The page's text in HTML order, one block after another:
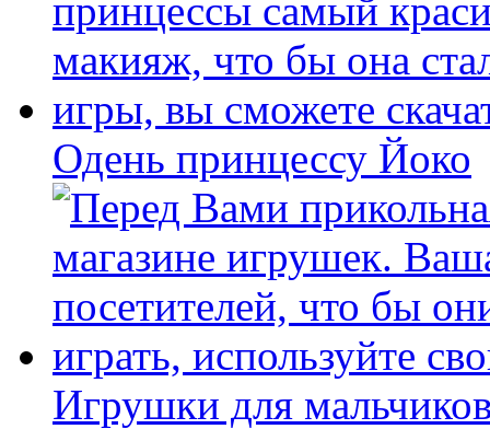
Одень принцессу Йоко
Игрушки для